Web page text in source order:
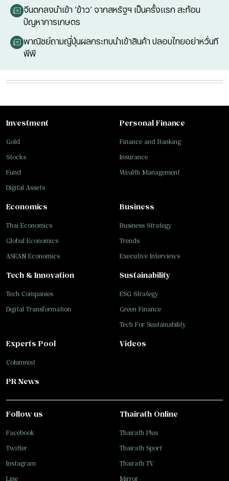
จีนตกลงนำเข้า ‘ข้าว’ จากสหรัฐฯ เป็นครั้งแรก สะท้อน
ปัญหาการเกษตร
พาณิชย์ถามญี่ปุ่นผลกระทบนำเข้าสินค้า ปลอบไทยอย่าหวั่นที
พีพี
Investment
Gold
Stocks
Fund
Digital Assets
Personal Finance
Finance and Banking
Insurance
Wealth Management
Business
Business Strategy
Trends
Executive Interviews
Tech & Innovation
Tech Companies
Digital Transformation
Sustainability
ESG Strategy
Green Finance
Tech For Sustainability
Economics
Thai Economics
Global Economics
ASEAN Economics
Experts Pool
Columnist
Videos
PR News
Follow us
Facebook
Twitter
Instagram
Line
Thairath Online
Thairath Plus
Thairath Sport
Thairath TV
Mirror